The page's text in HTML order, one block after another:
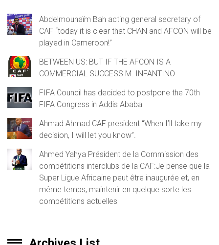
Abdelmounaïm Bah acting general secretary of
CAF “today it is clear that CHAN and AFCON will be
played in Cameroon!”
BETWEEN US: BUT IF THE AFCON IS A
COMMERCIAL SUCCESS M. INFANTINO
FIFA Council has decided to postpone the 70th
FIFA Congress in Addis Ababa
Ahmad Ahmad CAF president “When I’ll take my
decision, I will let you know”.
Ahmed Yahya Président de la Commission des
compétitions interclubs de la CAF:Je pense que la
Super Ligue Africaine peut être inaugurée et, en
même temps, maintenir en quelque sorte les
compétitions actuelles